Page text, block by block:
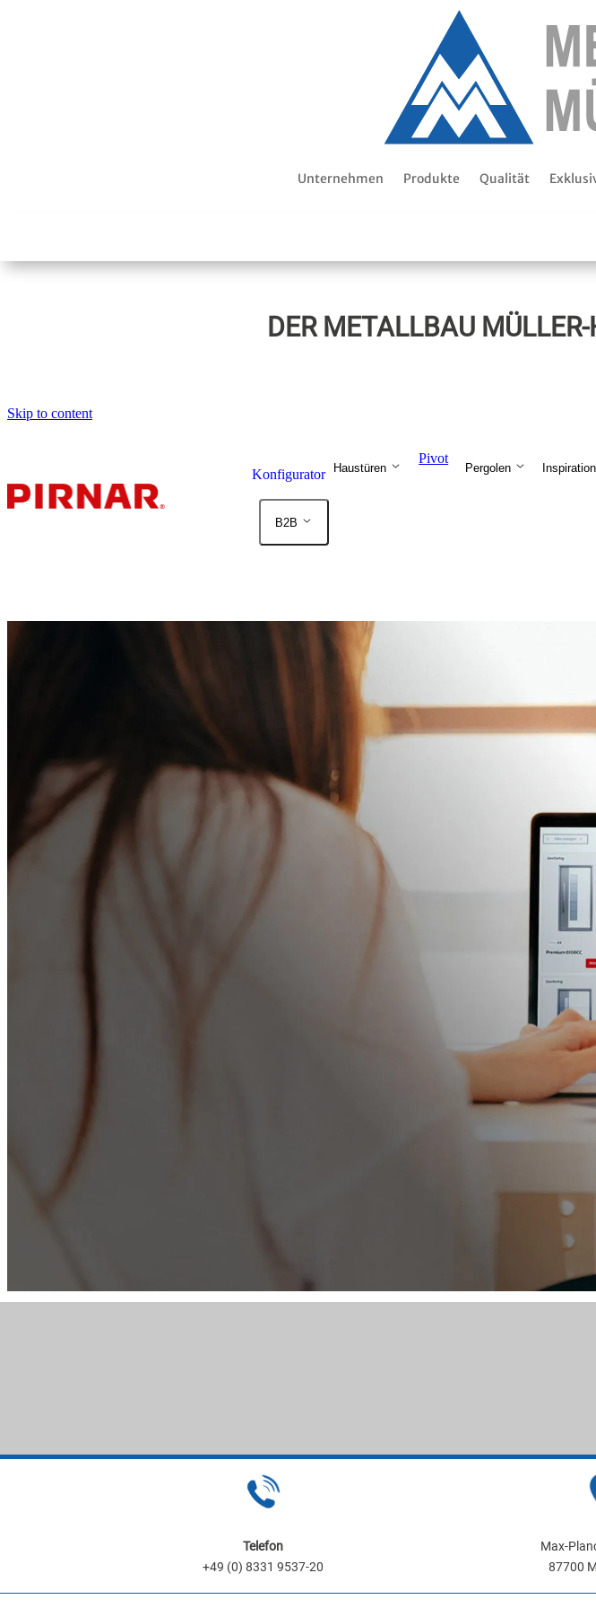
Unternehmen Produkte Qualität
DER METALLBAU
Telefon
+49 (0) 8331 9537-20
Max-
87700